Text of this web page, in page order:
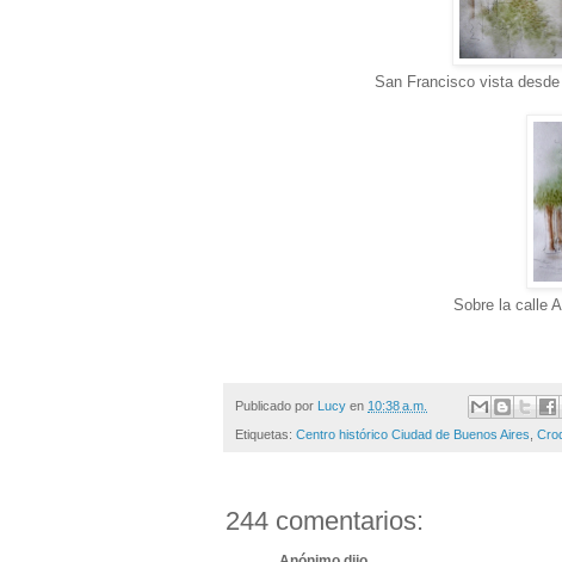
San Francisco vista
Sobre la calle
Publicado por Lucy en 10:38 a.m.
Etiquetas: Centro histórico Ciudad de Buenos Aires,
244 comentarios: